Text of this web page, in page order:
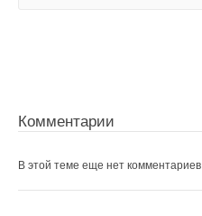
Комментарии
В этой теме еще нет комментариев